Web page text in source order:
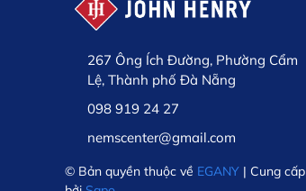
267 Ông Ích Đường, Phường Cẩm
Lệ, Thành phố Đà Nẵng
098 919 24 27
nemscenter@gmail.com
© Bản quyền thuộc về EGANY | Cung cấp